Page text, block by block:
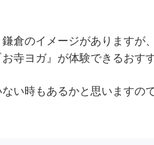
倉のイメージがありますが
寺ヨガ』が体験できるおす
い時もあるかと思いますの